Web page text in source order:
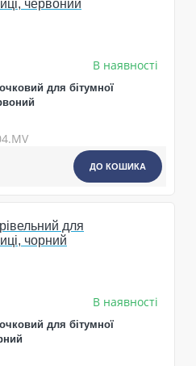
В наявності
для бітумної
ДО КОШИКА
В наявності
для бітумної